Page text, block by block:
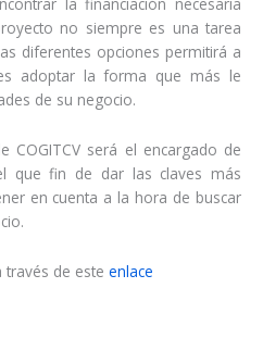
no siempre es una tarea
diferentes opciones permitirá a
adoptar la forma que más le
de su negocio.
COGITCV será el encargado de
que fin de dar las claves más
en cuenta a la hora de buscar
través de este enlace